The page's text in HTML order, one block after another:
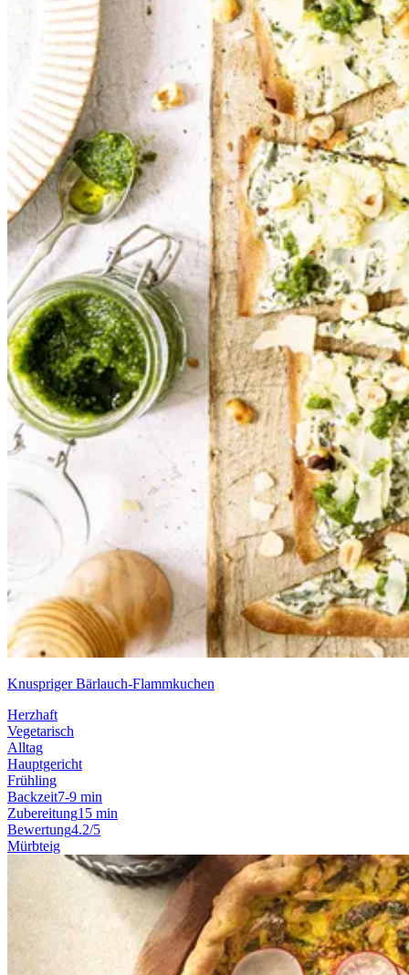
Knuspriger Bärlauch-Flammkuchen
Herzhaft
Vegetarisch
Alltag
Hauptgericht
Frühling
Backzeit7-9 min
Zubereitung15 min
Bewertung4.2/5
Mürbteig